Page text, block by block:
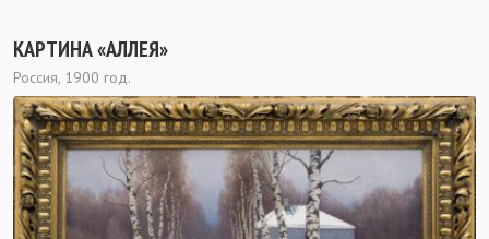
КАРТИНА «АЛЛЕЯ»
Россия, 1900 год.